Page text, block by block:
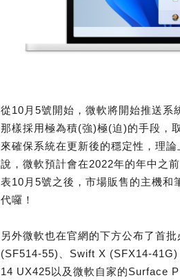
從10月5號開始，微軟將開始推送
那樣採用極為積(強)極(迫)的手段，
來確保系統在更新後的穩定性，理
說，微軟預計會在2022年的年中之
表10月5號之後，市場販售的主機
代囉！
另外微軟也在官網的下方公布了首
(SF514-55)、Swift X (SFX14-
14 UX425以及微軟自家的Surface